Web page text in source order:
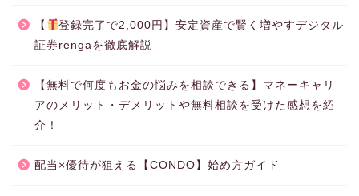
【
登録完了で2,000円】安定資産で賢く増やすデジタル
証券rengaを徹底解説
【無料で何度もお金の悩みを相談できる】マネーキャリ
アのメリット・デメリットや無料相談を受けた感想を紹
介！
配当×優待が狙える【CONDO】始め方ガイド